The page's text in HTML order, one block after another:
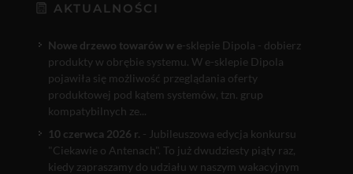
AKTUALNOŚCI
Nowe drzewo towarów w e-sklepie Dipola - dobierz
produkty w obrębie systemu. W e-sklepie Dipola
pojawiła się możliwość przeglądania oferty
produktowej pod kątem systemów, tzn. grup
kompatybilnych ze...
10 czerwca 2026 r. - Jubileuszowa edycja konkursu
"Ciekawie o Antenach". To już dwudziesty piąty raz,
kiedy zapraszamy do udziału w naszym wakacyjnym